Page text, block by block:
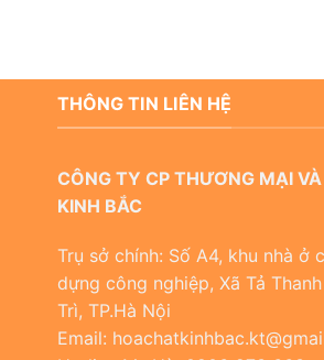
THÔNG TIN LIÊN HỆ
CÔNG TY CP THƯƠNG MẠI
KINH BẮC
Trụ sở chính: Số A4, khu nhà ở
dựng công nghiệp, Xã Tả
Trì, TP.Hà Nội
Email: